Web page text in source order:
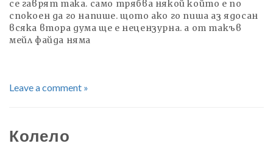
се гаврят така. само трябва някой който е по
спокоен да го напише. щото ако го пиша аз ядосан
всяка втора дума ще е нецензурна. а от такъв
мейл файда няма
Leave a comment »
Колело